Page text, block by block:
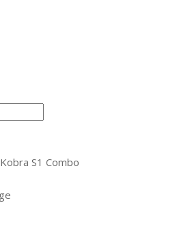
Kobra S1 Combo